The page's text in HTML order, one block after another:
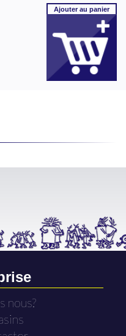
Ajouterau panier
nous?